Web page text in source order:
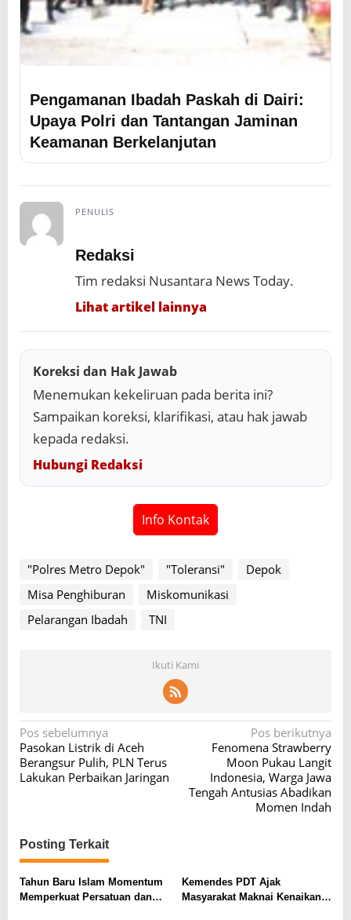
Pengamanan Ibadah Paskah di Dairi:
Upaya Polri dan Tantangan Jaminan
Keamanan Berkelanjutan
PENULIS
Redaksi
Tim redaksi Nusantara News Today.
Lihat artikel lainnya
Koreksi dan Hak Jawab
Menemukan kekeliruan pada berita ini?
Sampaikan koreksi, klarifikasi, atau hak jawab
kepada redaksi.
Hubungi Redaksi
Info Kontak
"Polres Metro Depok" "Toleransi"
Depok
Misa Penghiburan
Miskomunikasi
Pelarangan Ibadah
TNI
Ikuti Kami
N
a
v
a
s
i
Pos sebelumnya
Pasokan Listrik di Aceh
Berangsur Pulih, PLN Terus
Lakukan Perbaikan Jaringan
Pos berikutnya
Fenomena Strawberry
Moon Pukau Langit
Indonesia, Warga Jawa
Tengah Antusias Abadikan
Momen Indah
Posting Terkait
Tahun Baru Islam Momentum
Memperkuat Persatuan dan
Kemendes PDT Ajak
Masyarakat Maknai Kenaikan